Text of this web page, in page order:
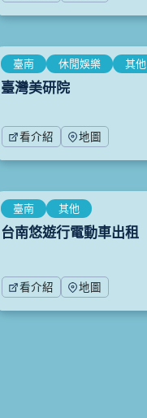
臺南 休閒娛樂 其他
臺灣美研院
看介紹 地圖
臺南 其他
台南悠遊行電動車出租
看介紹 地圖